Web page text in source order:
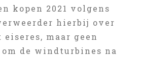
kopen 2021 volgens
hierbij over
maar geen
de windturbines na